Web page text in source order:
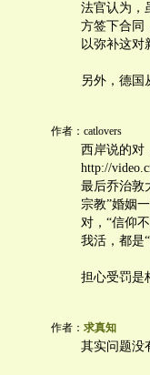
法官认为，
方签下合同
以弥补这对
另外，德国
作者：catlovers
西岸说的对
http://
最后乔治敦
宗教”婚姻
对，“信仰
我活，都是
担心受罚是
作者： 求真知
其实问题没